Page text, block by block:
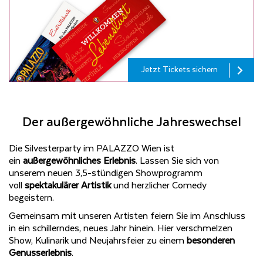
Jetzt Tickets sichern
Der außergewöhnliche Jahreswechsel
Die Silvesterparty im PALAZZO Wien ist
einaußergewöhnliches Erlebnis. Lassen Sie sich von
unserem neuen 3,5-stündigen Showprogramm
vollspektakulärer Artistikund herzlicher Comedy
begeistern.
Gemeinsam mit unseren Artisten feiern Sie im Anschluss
in ein schillerndes, neues Jahr hinein. Hier verschmelzen
Show, Kulinarik und Neujahrsfeier zu einembesonderen
Genusserlebnis.